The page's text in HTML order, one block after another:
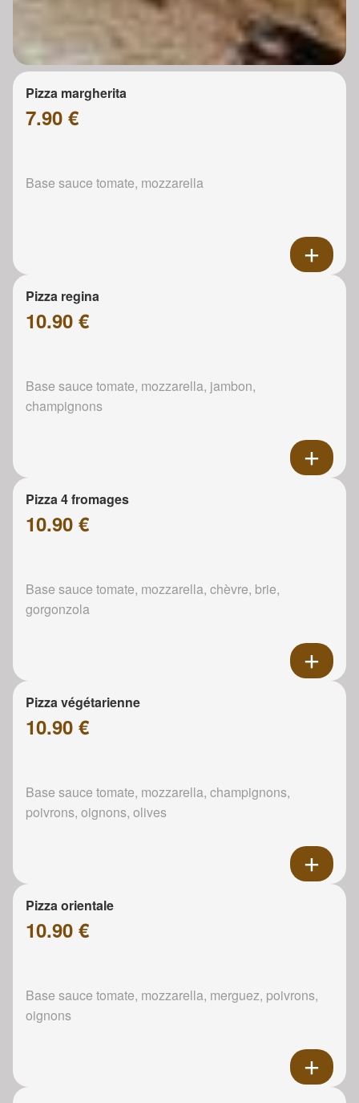
Pizza margherita
7.90 €
Base sauce tomate, mozzarella
Pizza regina
10.90 €
Base sauce tomate, mozzarella, jambon,
champignons
Pizza 4 fromages
10.90 €
Base sauce tomate, mozzarella, chèvre, brie,
gorgonzola
Pizza végétarienne
10.90 €
Base sauce tomate, mozzarella, champignons,
poivrons, oignons, olives
Pizza orientale
10.90 €
Base sauce tomate, mozzarella, merguez, poivrons,
oignons